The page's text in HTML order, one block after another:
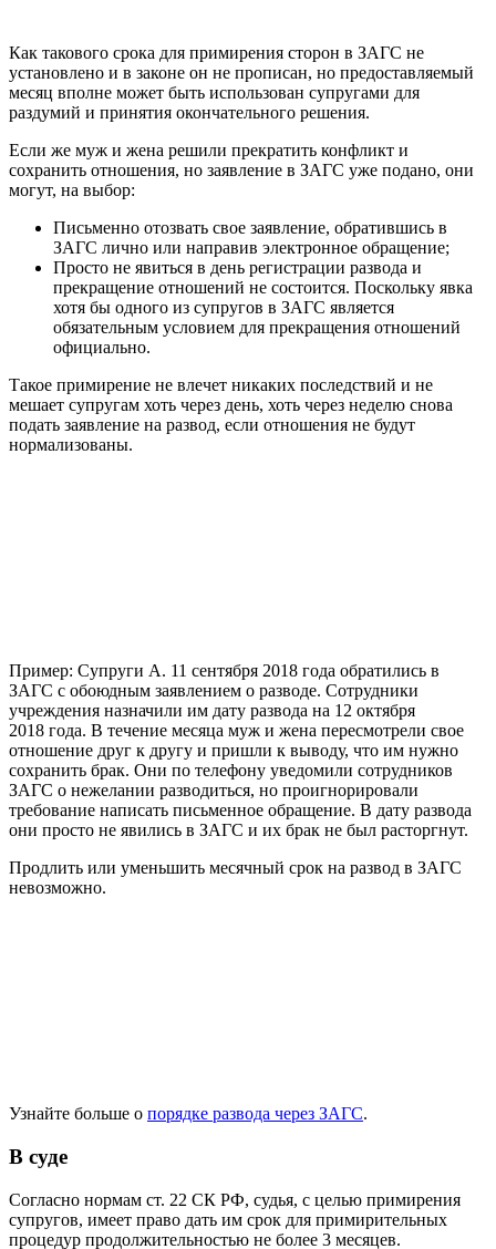
Как такового срока для примирения сторон в ЗАГС не
установлено и в законе он не прописан, но предоставляемый
месяц вполне может быть использован супругами для
раздумий и принятия окончательного решения.
Если же муж и жена решили прекратить конфликт и
сохранить отношения, но заявление в ЗАГС уже подано, они
могут, на выбор:
Письменно отозвать свое заявление, обратившись в
ЗАГС лично или направив электронное обращение;
Просто не явиться в день регистрации развода и
прекращение отношений не состоится. Поскольку явка
хотя бы одного из супругов в ЗАГС является
обязательным условием для прекращения отношений
официально.
Такое примирение не влечет никаких последствий и не
мешает супругам хоть через день, хоть через неделю снова
подать заявление на развод, если отношения не будут
нормализованы.
Пример: Супруги А. 11 сентября 2018 года обратились в
ЗАГС с обоюдным заявлением о разводе. Сотрудники
учреждения назначили им дату развода на 12 октября
2018 года. В течение месяца муж и жена пересмотрели свое
отношение друг к другу и пришли к выводу, что им нужно
сохранить брак. Они по телефону уведомили сотрудников
ЗАГС о нежелании разводиться, но проигнорировали
требование написать письменное обращение. В дату развода
они просто не явились в ЗАГС и их брак не был расторгнут.
Продлить или уменьшить месячный срок на развод в ЗАГС
невозможно.
Узнайте больше о порядке развода через ЗАГС.
В суде
Согласно нормам ст. 22 СК РФ, судья, с целью примирения
супругов, имеет право дать им срок для примирительных
процедур продолжительностью не более 3 месяцев.